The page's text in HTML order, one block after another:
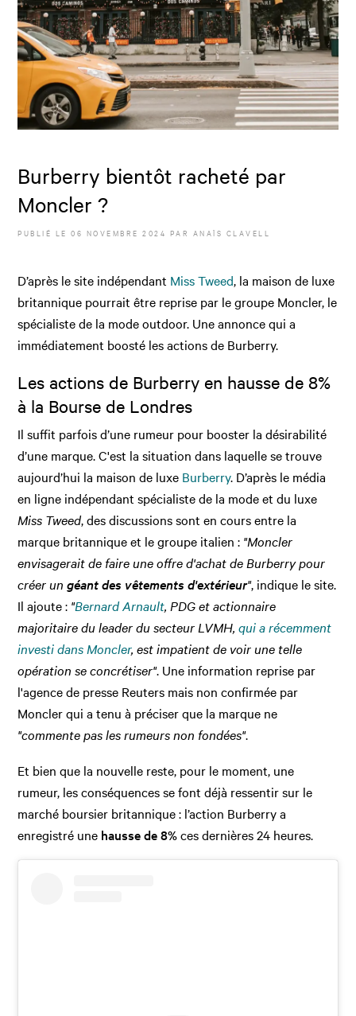
Burberry bientôt racheté par
Moncler ?
PUBLIÉ LE06 NOVEMBRE 2024 PAR ANAÏS CLAVELL
D’après le site indépendant Miss Tweed, la maison de luxe
britannique pourrait être reprise par le groupe Moncler, le
spécialiste de la mode outdoor. Une annonce qui a
immédiatement boosté les actions de Burberry.
Les actions de Burberry en hausse de 8%
à la Bourse de Londres
Il suffit parfois d’une rumeur pour booster la désirabilité
d’une marque. C'est la situation dans laquelle se trouve
aujourd’hui la maison de luxe Burberry. D’après le média
en ligne indépendant spécialiste de la mode et du luxe
Miss Tweed, des discussions sont en cours entre la
marque britannique et le groupe italien : "Moncler
envisagerait de faire une offre d'achat de Burberry pour
créer ungéant des vêtements d'extérieur", indique le site.
Il ajoute : "Bernard Arnault, PDG et actionnaire
majoritaire du leader du secteur LVMH,qui a récemment
investi dans Moncler, est impatient de voir une telle
opération se concrétiser". Une information reprise par
l'agence de presse Reuters mais non confirmée par
Moncler qui a tenu à préciser que la marque ne
"commente pas les rumeurs non fondées".
Et bien que la nouvelle reste, pour le moment, une
rumeur, les conséquences se font déjà ressentir sur le
marché boursier britannique : l’action Burberry a
enregistré une hausse de 8%ces dernières 24 heures.